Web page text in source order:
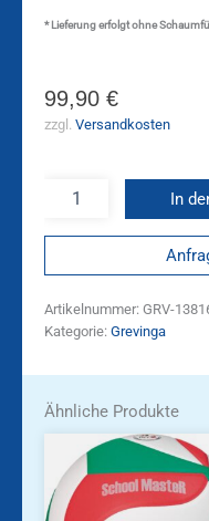
* Lieferung erfolgt ohne
99,90 €
zzgl. Versandkosten
In
Artikelnummer: GRV-
Kategorie: Grevinga
Ähnliche Produkte